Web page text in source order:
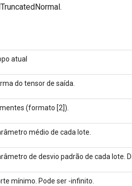
atual
do tensor de saída.
(formato [2]).
médio de cada lote.
de desvio padrão de cada lote.
mínimo. Pode ser -infinito.